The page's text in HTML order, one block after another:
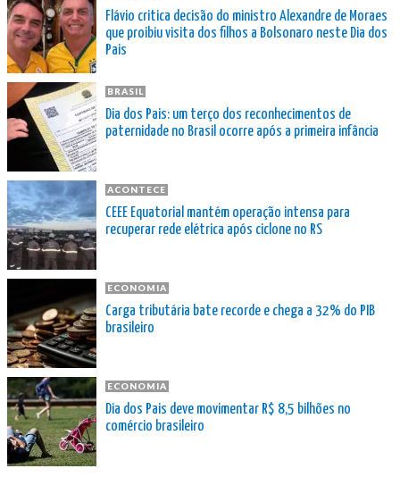
Flávio critica decisão do ministro Alexandre de Moraes
que proibiu visita dos filhos a Bolsonaro neste Dia dos
Pais
BRASIL
Dia dos Pais: um terço dos reconhecimentos de
paternidade no Brasil ocorre após a primeira infância
ACONTECE
CEEE Equatorial mantém operação intensa para
recuperar rede elétrica após ciclone no RS
ECONOMIA
Carga tributária bate recorde e chega a 32% do PIB
brasileiro
ECONOMIA
Dia dos Pais deve movimentar R$ 8,5 bilhões no
comércio brasileiro